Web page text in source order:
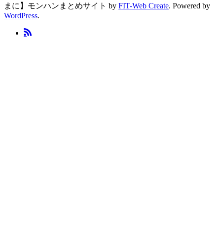
まに】モンハンまとめサイト by FIT-Web Create. Powered by
WordPress.